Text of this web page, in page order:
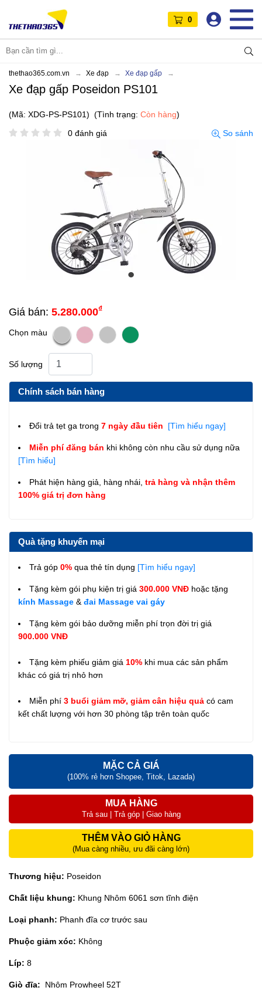
0
thethao365.com.vn Xe đạp Xe đạp gấp
Xe đạp gấp Poseidon PS101
(Mã: XDG-PS-PS101) (Tình trạng: Còn hàng)
0 đánh giá
So sánh
Giá bán: 5.280.000₫
Chọn màu
Số lượng
Chính sách bán hàng
Đổi trả tẹt ga trong 7 ngày đầu tiên [Tìm hiểu ngay]
Miễn phí đăng bán khi không còn nhu cầu sử dụng nữa
[Tìm hiểu]
Phát hiện hàng giả, hàng nhái, trả hàng và nhận thêm
100% giá trị đơn hàng
Quà tặng khuyến mại
Trả góp 0% qua thẻ tín dụng [Tìm hiểu ngay]
Tặng kèm gói phụ kiện trị giá 300.000 VNĐ hoặc tặng
kính Massage & đai Massage vai gáy
Tặng kèm gói bảo dưỡng miễn phí trọn đời trị giá
900.000 VNĐ
Tặng kèm phiếu giảm giá 10% khi mua các sản phẩm
khác có giá trị nhỏ hơn
Miễn phí 3 buổi giảm mỡ, giảm cân hiệu quả có cam
kết chất lượng với hơn 30 phòng tập trên toàn quốc
MẶC CẢ GIÁ
(100% rẻ hơn Shopee, Titok, Lazada)
MUA HÀNG
Trả sau | Trả góp | Giao hàng
THÊM VÀO GIỎ HÀNG
(Mua càng nhiều, ưu đãi càng lớn)
Thương hiệu: Poseidon
Chất liệu khung: Khung Nhôm 6061 sơn tĩnh điện
Loại phanh: Phanh đĩa cơ trước sau
Phuộc giảm xóc: Không
Líp: 8
Giò đĩa: Nhôm Prowheel 52T